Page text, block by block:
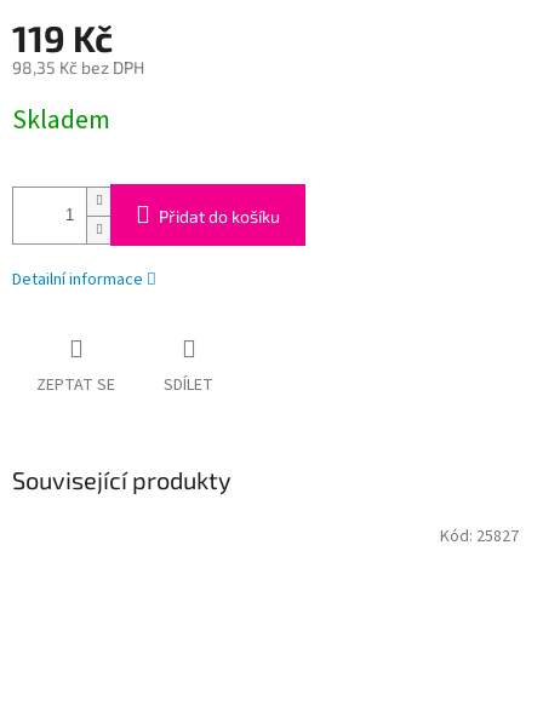
119 Kč
98,35 Kč bez DPH
cena:
Skladem
Přidat do košíku
Detailní informace
ZEPTAT SE SDÍLET
Související produkty
Kód: 25827